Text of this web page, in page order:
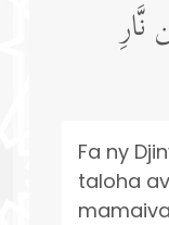
نَّارِ
Fa ny
taloha